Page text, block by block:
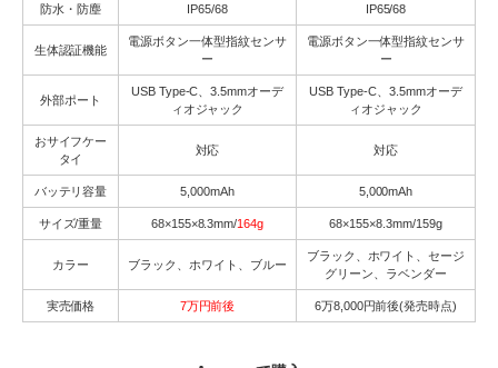
防水・防塵 IP65/68 IP65/68
生体認証機能
電源ボタン一体型指紋センサ
ー
電源ボタン一体型指紋センサ
ー
外部ポート
USB Type-C、3.5mmオーデ
ィオジャック
USB Type-C、3.5mmオーデ
ィオジャック
おサイフケー
タイ
対応 対応
バッテリ容量 5,000mAh 5,000mAh
サイズ/重量 68×155×8.3mm/164g 68×155×8.3mm/159g
カラー ブラック、ホワイト、ブルー
ブラック、ホワイト、セージ
グリーン、ラベンダー
実売価格 7万円前後 6万8,000円前後(発売時点)